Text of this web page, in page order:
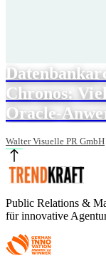
Chronos:
Oracle-
Walter Visuelle PR GmbH
Public Relations &
für innovative